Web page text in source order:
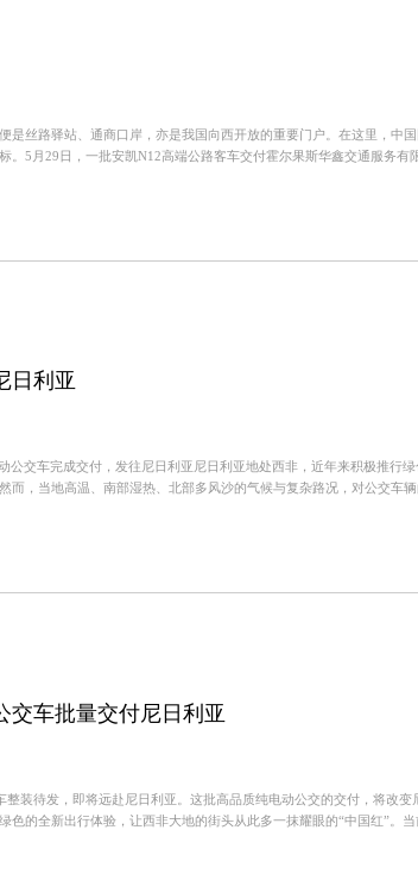
是丝路驿站、通商口岸，亦是我国向西开放的重要门户。在这里，中
。5月29日，一批安凯N12高端公路客车交付霍尔果斯华鑫交通服务有
日利亚
公交车完成交付，发往尼日利亚尼日利亚地处西非，近年来积极推行
而，当地高温、南部湿热、北部多风沙的气候与复杂路况，对公交车辆
交车批量交付尼日利亚
装待发，即将远赴尼日利亚。这批高品质纯电动公交的交付，将改变
色的全新出行体验，让西非大地的街头从此多一抹耀眼的“中国红”。当